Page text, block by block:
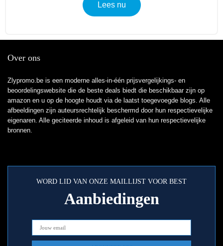
Lees nu
Over ons
Zlypromo.be is een moderne alles-in-één prijsvergelijkings- en
beoordelingswebsite die de beste deals biedt die beschikbaar zijn op
amazon en u op de hoogte houdt via de laatst toegevoegde blogs. Alle
afbeeldingen zijn auteursrechtelijk beschermd door hun respectievelijke
eigenaren. Alle geciteerde inhoud is afgeleid van hun respectievelijke
bronnen.
WORD LID VAN ONZE MAILLIJST VOOR BEST
Aanbiedingen